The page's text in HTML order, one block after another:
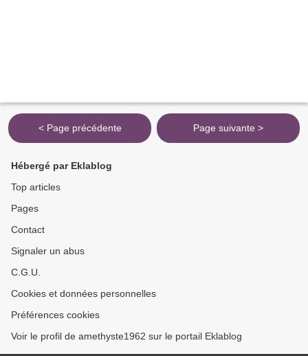
< Page précédente Page suivante >
Hébergé par Eklablog
Top articles
Pages
Contact
Signaler un abus
C.G.U.
Cookies et données personnelles
Préférences cookies
Voir le profil de amethyste1962 sur le portail Eklablog